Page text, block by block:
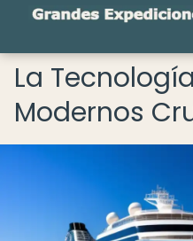
La
Modernos